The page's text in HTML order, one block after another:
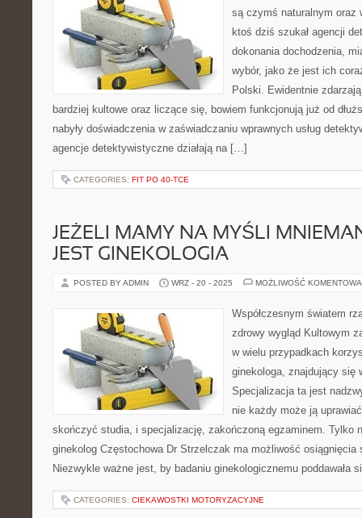
są czymś naturalnym oraz
ktoś dziś szukał agencji
dokonania dochodzenia,
wybór, jako że jest ich
Polski. Ewidentnie
bardziej kultowe oraz liczące się, bowiem funkcjonują już od
nabyły doświadczenia w zaświadczaniu wprawnych usług
agencje detektywistyczne działają na […]
CATEGORIES: FIT PO 40-TCE
JEŻELI MAMY NA MYŚLI
JEST GINEKOLOGIA
POSTED BY ADMIN WRZ - 20 - 2025 MOŻLIWOŚĆ
Współczesnym światem
zdrowy wygląd Kultowym
w wielu przypadkach
ginekologa, znajdujący się
Specjalizacja ta jest
nie każdy może ją
skończyć studia, i specjalizację, zakończoną egzaminem. Tylko
ginekolog Częstochowa Dr Strzelczak ma możliwość osiągnięcia
Niezwykle ważne jest, by badaniu ginekologicznemu poddawała
CATEGORIES: CIEKAWOSTKI MOTORYZACYJNE